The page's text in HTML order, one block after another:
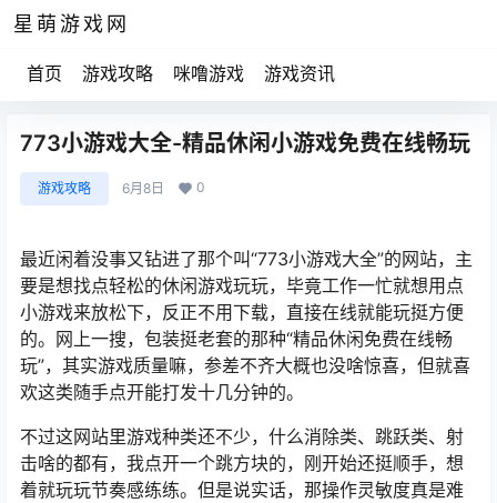
星萌游戏网
首页 游戏攻略 咪噜游戏 游戏资讯
773小游戏大全-精品休闲小游戏免费在线畅玩
游戏攻略 6月8日 0
最近闲着没事又钻进了那个叫“773小游戏大全”的网站，主
要是想找点轻松的休闲游戏玩玩，毕竟工作一忙就想用点
小游戏来放松下，反正不用下载，直接在线就能玩挺方便
的。网上一搜，包装挺老套的那种“精品休闲免费在线畅
玩”，其实游戏质量嘛，参差不齐大概也没啥惊喜，但就喜
欢这类随手点开能打发十几分钟的。
不过这网站里游戏种类还不少，什么消除类、跳跃类、射
击啥的都有，我点开一个跳方块的，刚开始还挺顺手，想
着就玩玩节奏感练练。但是说实话，那操作灵敏度真是难